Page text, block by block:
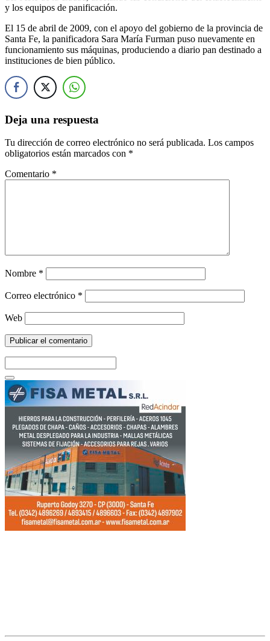
y los equipos de panificación.
El 15 de abril de 2009, con el apoyo del gobierno de la provincia de
Santa Fe, la panificadora Sara María Furman puso nuevamente en
funcionamiento sus máquinas, produciendo a diario pan destinado a
instituciones de bien público.
Deja una respuesta
Tu dirección de correo electrónico no será publicada. Los campos
obligatorios están marcados con *
Comentario *
Nombre *
Correo electrónico *
Web